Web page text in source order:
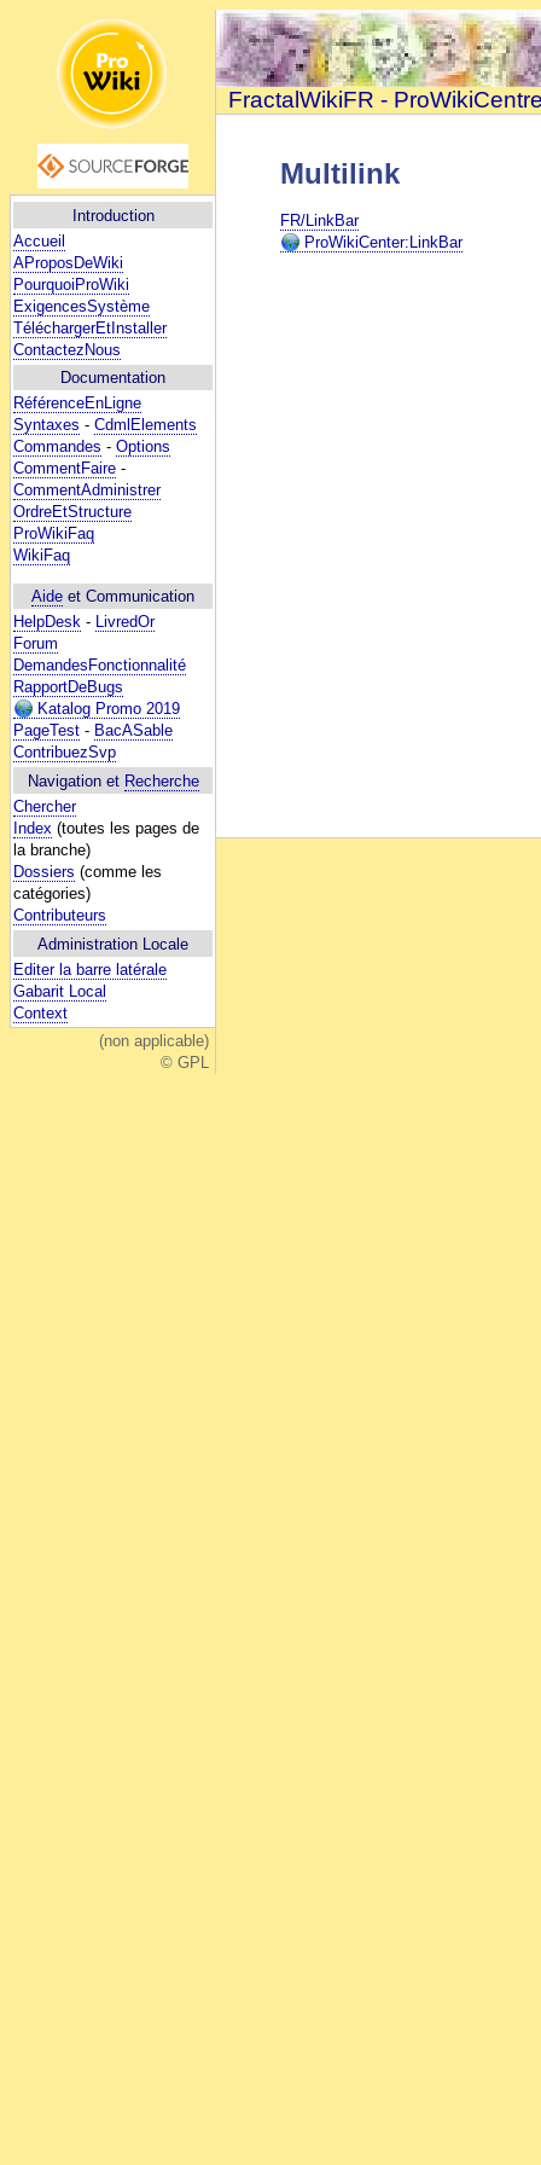
Introduction
Accueil
AProposDeWiki
PourquoiProWiki
ExigencesSystème
TéléchargerEtInstaller
ContactezNous
Documentation
RéférenceEnLigne
Syntaxes - CdmlElements
Commandes - Options
CommentFaire -
CommentAdministrer
OrdreEtStructure
ProWikiFaq
WikiFaq
Aide et Communication
HelpDesk - LivredOr
Forum
DemandesFonctionnalité
RapportDeBugs
Katalog Promo 2019
PageTest - BacASable
ContribuezSvp
Navigation et Recherche
Chercher
Index (toutes les pages de
la branche)
Dossiers (comme les
catégories)
Contributeurs
Administration Locale
Editer la barre latérale
Gabarit Local
Context
(non applicable)
© GPL
FractalWikiFR -
Multilink
FR/LinkBar
ProWikiCenter:LinkBar